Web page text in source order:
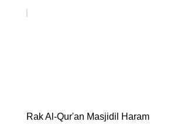
Rak Al-Qur'an Masjidil Haram